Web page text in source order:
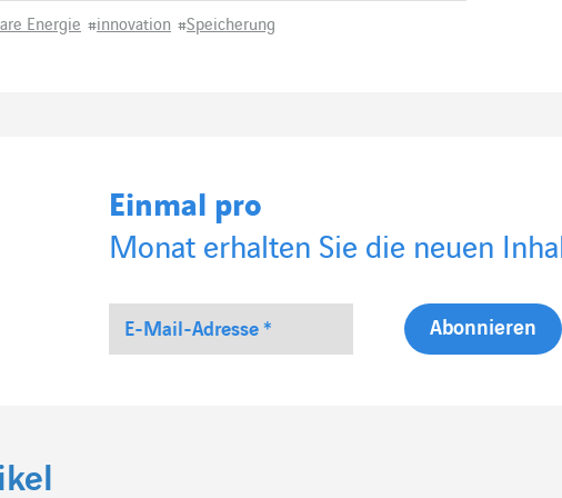
Energie #innovation #Speicherung
Einmal pro
Monat erhalten Sie die neuen